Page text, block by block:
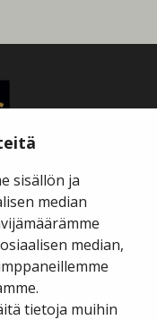
sisällön ja
median
median,
tietoja muihin